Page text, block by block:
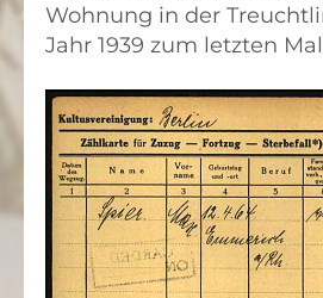
Wohnung in der
Jahr 1939 zum letzten